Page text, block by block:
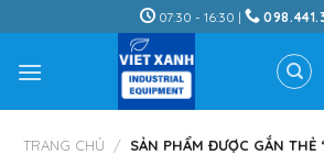
to
content
07:30 - 16:30 |
TRANG CHỦ / SẢN PHẨM ĐƯỢC GẮN THẺ